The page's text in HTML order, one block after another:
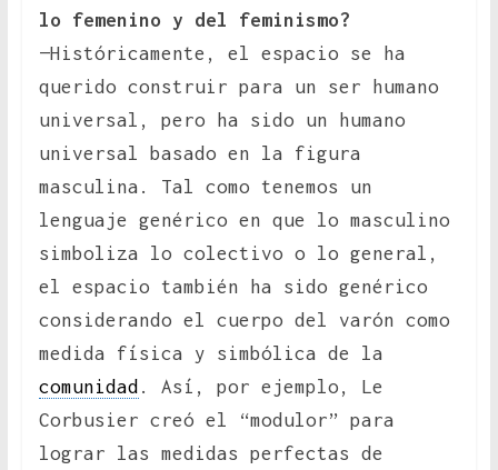
lo femenino y del feminismo?
—Históricamente, el espacio se ha
querido construir para un ser humano
universal, pero ha sido un humano
universal basado en la figura
masculina. Tal como tenemos un
lenguaje genérico en que lo masculino
simboliza lo colectivo o lo general,
el espacio también ha sido genérico
considerando el cuerpo del varón como
medida física y simbólica de la
comunidad . Así, por ejemplo, Le
Corbusier creó el “modulor” para
lograr las medidas perfectas de